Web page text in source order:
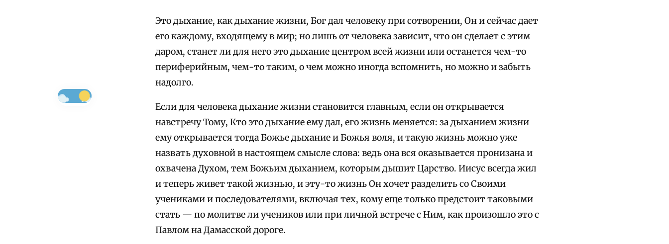
Это дыхание, как дыхание жизни, Бог дал человеку при сотворении, Он и сейчас дает
его каждому, входящему в мир; но лишь от человека зависит, что он сделает с этим
даром, станет ли для него это дыхание центром всей жизни или останется чем-то
периферийным, чем-то таким, о чем можно иногда вспомнить, но можно и забыть
надолго.
Если для человека дыхание жизни становится главным, если он открывается
навстречу Тому, Кто это дыхание ему дал, его жизнь меняется: за дыханием жизни
ему открывается тогда Божье дыхание и Божья воля, и такую жизнь можно уже
назвать духовной в настоящем смысле слова: ведь она вся оказывается пронизана и
охвачена Духом, тем Божьим дыханием, которым дышит Царство. Иисус всегда жил
и теперь живет такой жизнью, и эту-то жизнь Он хочет разделить со Своими
учениками и последователями, включая тех, кому еще только предстоит таковыми
стать — по молитве ли учеников или при личной встрече с Ним, как произошло это с
Павлом на Дамасской дороге.